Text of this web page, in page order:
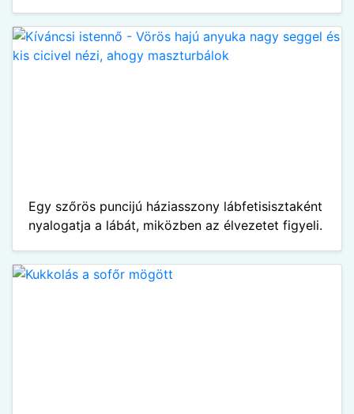
Egy szőrös puncijú háziasszony lábfetisisztaként
nyalogatja a lábát, miközben az élvezetet figyeli.